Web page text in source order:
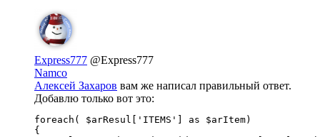
Express777 @Express777
Namco
Алексей Захаров вам же написал правильный ответ.
Добавлю только вот это:
foreach( $arResul['ITEMS'] as $arItem)
{